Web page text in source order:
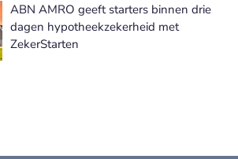
ABN AMRO geeft starters binnen drie
dagen hypotheekzekerheid met
ZekerStarten